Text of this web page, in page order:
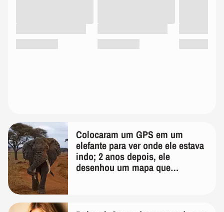
Colocaram um GPS em um
elefante para ver onde ele estava
indo; 2 anos depois, ele
desenhou um mapa que